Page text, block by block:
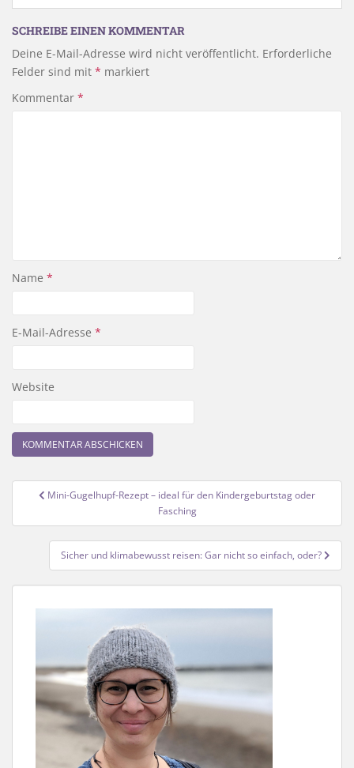
SCHREIBE EINEN KOMMENTAR
Deine E-Mail-Adresse wird nicht veröffentlicht. Erforderliche
Felder sind mit * markiert
Kommentar *
Name *
E-Mail-Adresse *
Website
Beitragsnavigation
Mini-Gugelhupf-Rezept – ideal für den Kindergeburtstag oder
Fasching
Sicher und klimabewusst reisen: Gar nicht so einfach, oder?